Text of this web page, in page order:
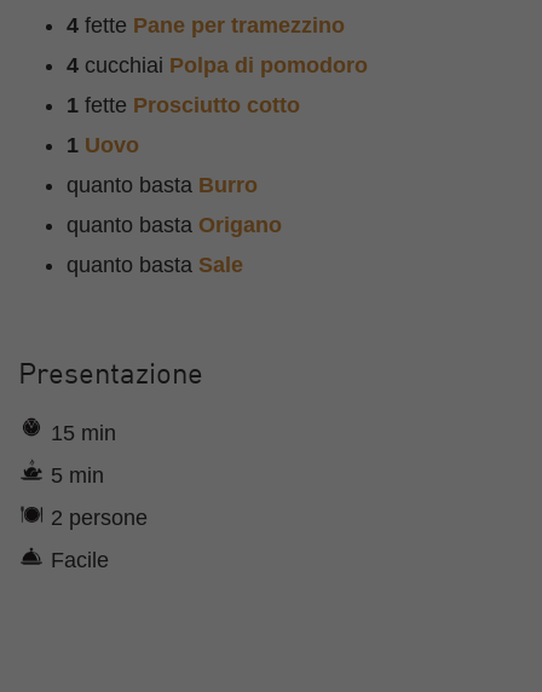
4 fette Pane per tramezzino
4 cucchiai Polpa di pomodoro
1 fette Prosciutto cotto
1 Uovo
quanto basta Burro
quanto basta Origano
quanto basta Sale
Presentazione
15 min
5 min
2 persone
Facile